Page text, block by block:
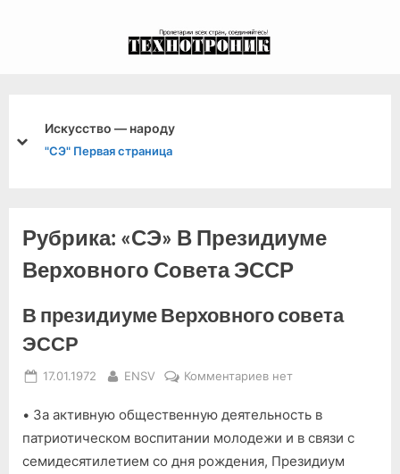
Искусство — народу
"СЭ" Первая страница
prev
next
Рубрика: «СЭ» В Президиуме
Верховного Совета ЭССР
В президиуме Верховного совета
ЭССР
Posted
17.01.1972 By
ENSV Комментариевк
В
президиуме
Верховного
нет
• За активную общественную деятельность в
патриотическом воспитании молодежи и в связи с
семидесятилетием со дня рождения, Президиум